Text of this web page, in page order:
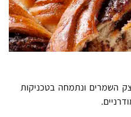
השמרים ונתמחה בטכניקות